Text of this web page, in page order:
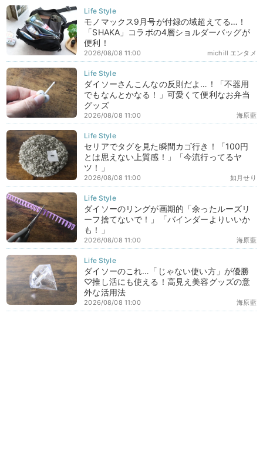
モノマックス9月号が付録の域超えてる…！
「SHAKA」コラボの4層ショルダーバッグが
便利！
michill エンタメ
2026/08/08 11:00
ダイソーさんこんなの反則だよ…！「不器用
でもなんとかなる！」可愛くて便利なお弁当
グッズ
海原藍
2026/08/08 11:00
セリアでタグを見た瞬間カゴ行き！「100円
とは思えない上質感！」「今流行ってるヤ
ツ！」
如月せり
2026/08/08 11:00
ダイソーのリングが画期的「余ったルーズリ
ーフ捨てないで！」「バインダーよりいいか
も！」
海原藍
2026/08/08 11:00
ダイソーのこれ…「じゃない使い方」が優勝
♡推し活にも使える！高見え美容グッズの意
外な活用法
海原藍
2026/08/08 11:00